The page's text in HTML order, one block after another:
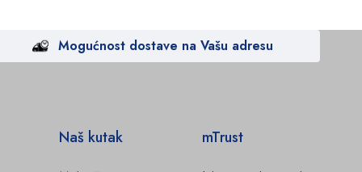
Mogućnost dostave na Vašu adresu
Naš kutak mTrust